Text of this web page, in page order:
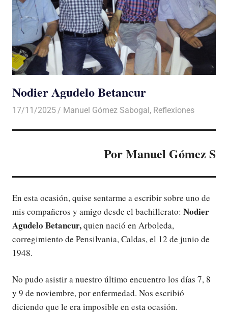
Nodier Agudelo Betancur
17/11/2025 De todo un Poco
Manuel Gómez Sabogal, Reflexiones
Por Manuel Gómez S
En esta ocasión, quise sentarme a escribir sobre uno de
mis compañeros y amigo desde el bachillerato: Nodier
Agudelo Betancur,quien nació en Arboleda,
corregimiento de Pensilvania, Caldas, el 12 de junio de
1948.
No pudo asistir a nuestro último encuentro los días 7, 8
y 9 de noviembre, por enfermedad. Nos escribió
diciendo que le era imposible en esta ocasión.